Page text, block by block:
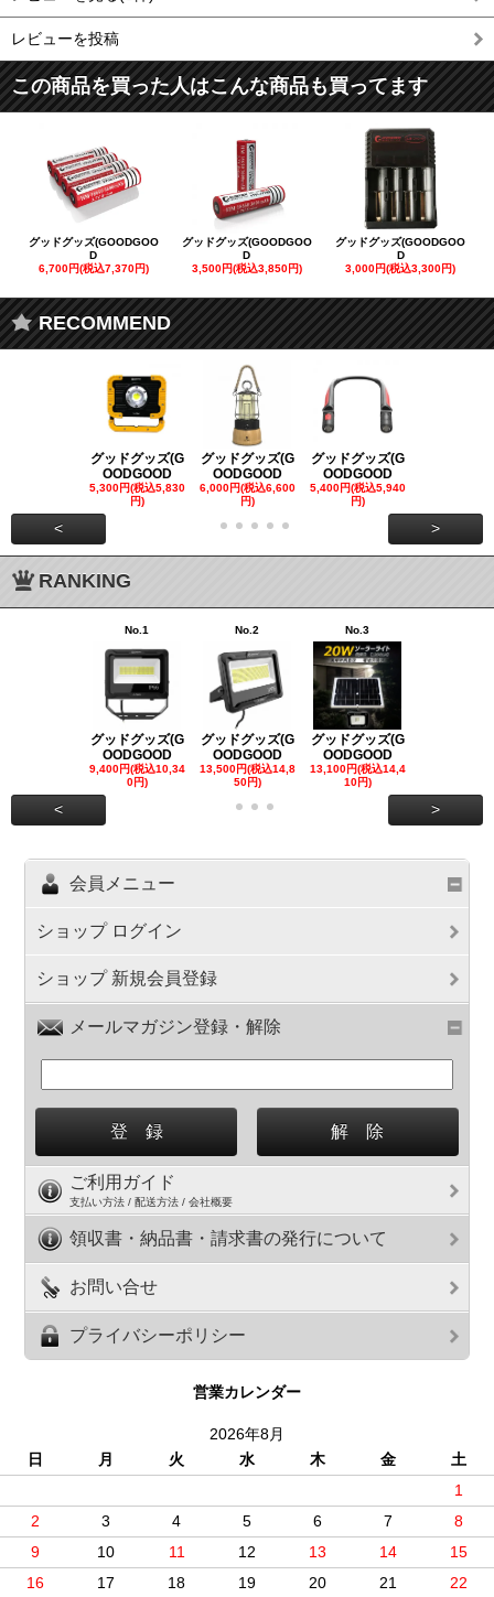
レビューを投稿
この商品を買った人はこんな商品も買ってます
グッドグッズ(GOODGOO
D
6,700円(税込7,370円)
グッドグッズ(GOODGOO
D
3,500円(税込3,850円)
グッドグッズ(GOODGOO
D
3,000円(税込3,300円)
RECOMMEND
グッドグッズ(G
OODGOOD
5,300円(税込5,830
円)
グッドグッズ(G
OODGOOD
6,000円(税込6,600
円)
グッドグッズ(G
OODGOOD
5,400円(税込5,940
円)
< >
RANKING
No.1
グッドグッズ(G
OODGOOD
9,400円(税込10,34
0円)
No.2
グッドグッズ(G
OODGOOD
13,500円(税込14,8
50円)
No.3
グッドグッズ(G
OODGOOD
13,100円(税込14,4
10円)
< >
会員メニュー
ショップ ログイン
ショップ 新規会員登録
メールマガジン登録・解除
ご利用ガイド
支払い方法 / 配送方法 / 会社概要
領収書・納品書・請求書の発行について
お問い合せ
プライバシーポリシー
営業カレンダー
2026年8月
日
月 火 水 木 金
土
1
2
3 4 5 6 7
8
9
10 11 12 13 14
15
16
17 18 19 20 21 22